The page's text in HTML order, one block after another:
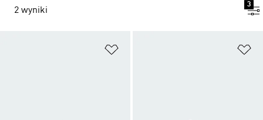
2 wyniki
3